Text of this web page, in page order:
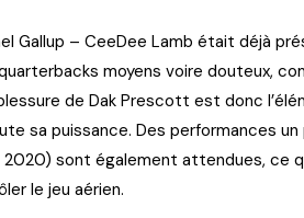
Gallup – CeeDee Lamb était déjà
moyens voire douteux,
de Dak Prescott est donc
sa puissance. Des performances un
2020) sont également attendues, ce
le jeu aérien.